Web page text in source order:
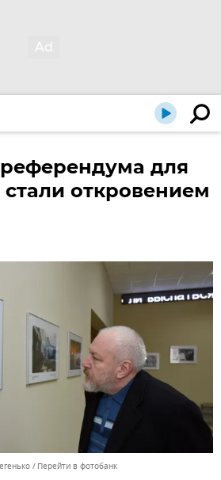
для
откровением
Перейти в фотобанк